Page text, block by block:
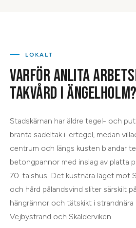
LOKALT
VARFÖR ANLITA
TAKVÅRD IÄNGELHOLM?
Stadskärnan har äldre tegel- och
branta sadeltak i lertegel, medan
centrum och längs kusten blandar
betongpannor med inslag av platta
70-talshus. Det kustnära läget mot
och hård pålandsvind sliter särskilt
hängrännor och tätskikt i strandnära
Vejbystrand och Skälderviken.